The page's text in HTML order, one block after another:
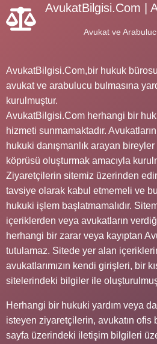
AvukatBilgisi.Com |
Avukat ve
AvukatBilgisi.Com,bir hukuk
avukat ve arabulucu bulmasına
kurulmuştur.
AvukatBilgisi.Com herhangi bir
hizmeti sunmamaktadır.
hukuki danışmanlık arayan
köprüsü oluşturmak amacıyla
Ziyaretçilerin sitemiz üzerinden
tavsiye olarak kabul etmemeli ve
hukuki işlem başlatmamalıdır.
içeriklerden veya avukatların
herhangi bir zarar veya kayıptan
tutulamaz. Sitede yer alan
avukatlarımızın kendi girişleri, bir
sitelerindeki bilgiler ile
Herhangi bir hukuki yardım veya
isteyen ziyaretçilerin, avukatın ofis
sayfa üzerindeki iletişim bilgileri